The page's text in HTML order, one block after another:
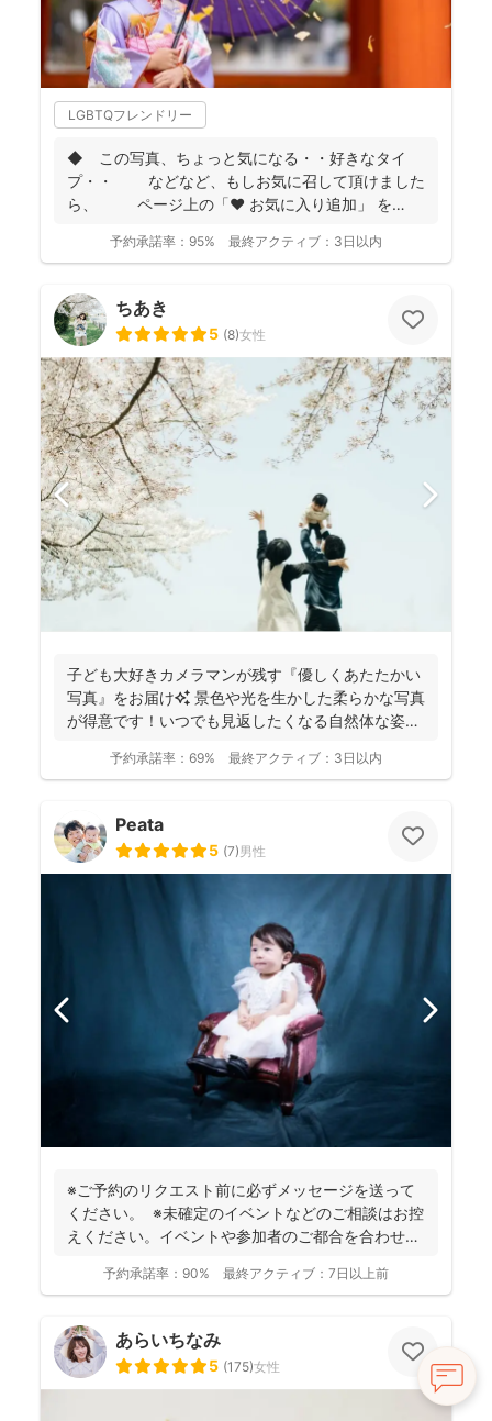
LGBTQフレンドリー
◆ この写真、ちょっと気になる・・好きなタイ
プ・・ などなど、もしお気に召して頂けました
ら、 ページ上の「❤ お気に入り追加」 を
予約承諾率： 95% 最終アクティブ： 3日以内
ちあき
5 (8)女性
子ども大好きカメラマンが残す『優しくあたたかい
写真』をお届け✨ 景色や光を生かした柔らかな写真
が得意です！いつでも見返したくなる自然体な姿を
予約承諾率： 69% 最終アクティブ： 3日以内
Peata
5 (7)男性
※ご予約のリクエスト前に必ずメッセージを送って
ください。 ※未確定のイベントなどのご相談はお控
えください。イベントや参加者のご都合を合わせた
予約承諾率： 90% 最終アクティブ： 7日以上前
あらいちなみ
5 (175)女性